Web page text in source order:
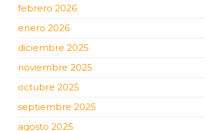
febrero 2026
enero 2026
diciembre 2025
noviembre 2025
octubre 2025
septiembre 2025
agosto 2025